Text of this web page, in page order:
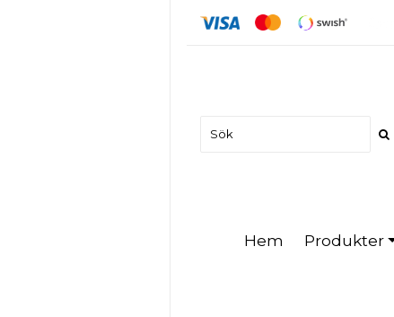
Hem Produkter